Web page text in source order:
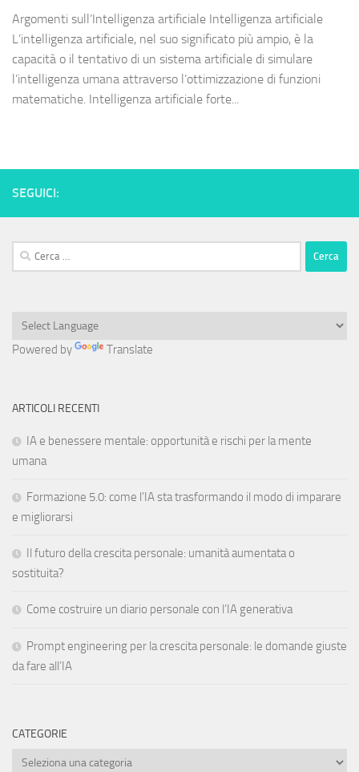
Argomenti sull’Intelligenza artificiale Intelligenza artificiale
L’intelligenza artificiale, nel suo significato più ampio, è la
capacità o il tentativo di un sistema artificiale di simulare
l’intelligenza umana attraverso l’ottimizzazione di funzioni
matematiche. Intelligenza artificiale forte...
SEGUICI:
Ricerca
per:
Powered by Translate
ARTICOLI RECENTI
IA e benessere mentale: opportunità e rischi per la mente
umana
Formazione 5.0: come l’IA sta trasformando il modo di imparare
e migliorarsi
Il futuro della crescita personale: umanità aumentata o
sostituita?
Come costruire un diario personale con l’IA generativa
Prompt engineering per la crescita personale: le domande giuste
da fare all’IA
CATEGORIE
Categorie